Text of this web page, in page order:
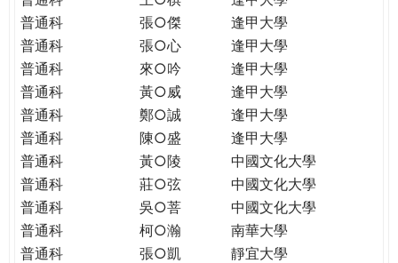
普通科
張○傑
逢甲大學
普通科
張○心
逢甲大學
普通科
來○吟
逢甲大學
普通科
黃○威
逢甲大學
普通科
鄭○誠
逢甲大學
普通科
陳○盛
逢甲大學
普通科
黃○陵
中國文化大學
普通科
莊○弦
中國文化大學
普通科
吳○菩
中國文化大學
普通科
柯○瀚
南華大學
普通科
張○凱
靜宜大學